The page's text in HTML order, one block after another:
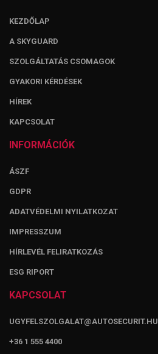
KEZDŐLAP
A SKYGUARD
SZOLGÁLTATÁS CSOMAGOK
GYAKORI KÉRDÉSEK
HÍREK
KAPCSOLAT
INFORMÁCIÓK
ÁSZF
GDPR
ADATVÉDELMI NYILATKOZAT
IMPRESSZUM
HÍRLEVÉL FELIRATKOZÁS
ESG RIPORT
KAPCSOLAT
UGYFELSZOLGALAT@AUTOSECURIT.HU
+36 1 555 4400